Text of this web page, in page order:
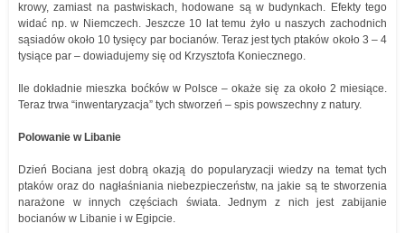
krowy, zamiast na pastwiskach, hodowane są w budynkach. Efekty tego
widać np. w Niemczech. Jeszcze 10 lat temu żyło u naszych zachodnich
sąsiadów około 10 tysięcy par bocianów. Teraz jest tych ptaków około 3 – 4
tysiące par – dowiadujemy się od Krzysztofa Koniecznego.
Ile dokładnie mieszka boćków w Polsce – okaże się za około 2 miesiące.
Teraz trwa “inwentaryzacja” tych stworzeń – spis powszechny z natury.
Polowanie w Libanie
Dzień Bociana jest dobrą okazją do popularyzacji wiedzy na temat tych
ptaków oraz do nagłaśniania niebezpieczeństw, na jakie są te stworzenia
narażone w innych częściach świata. Jednym z nich jest zabijanie
bocianów w Libanie i w Egipcie.